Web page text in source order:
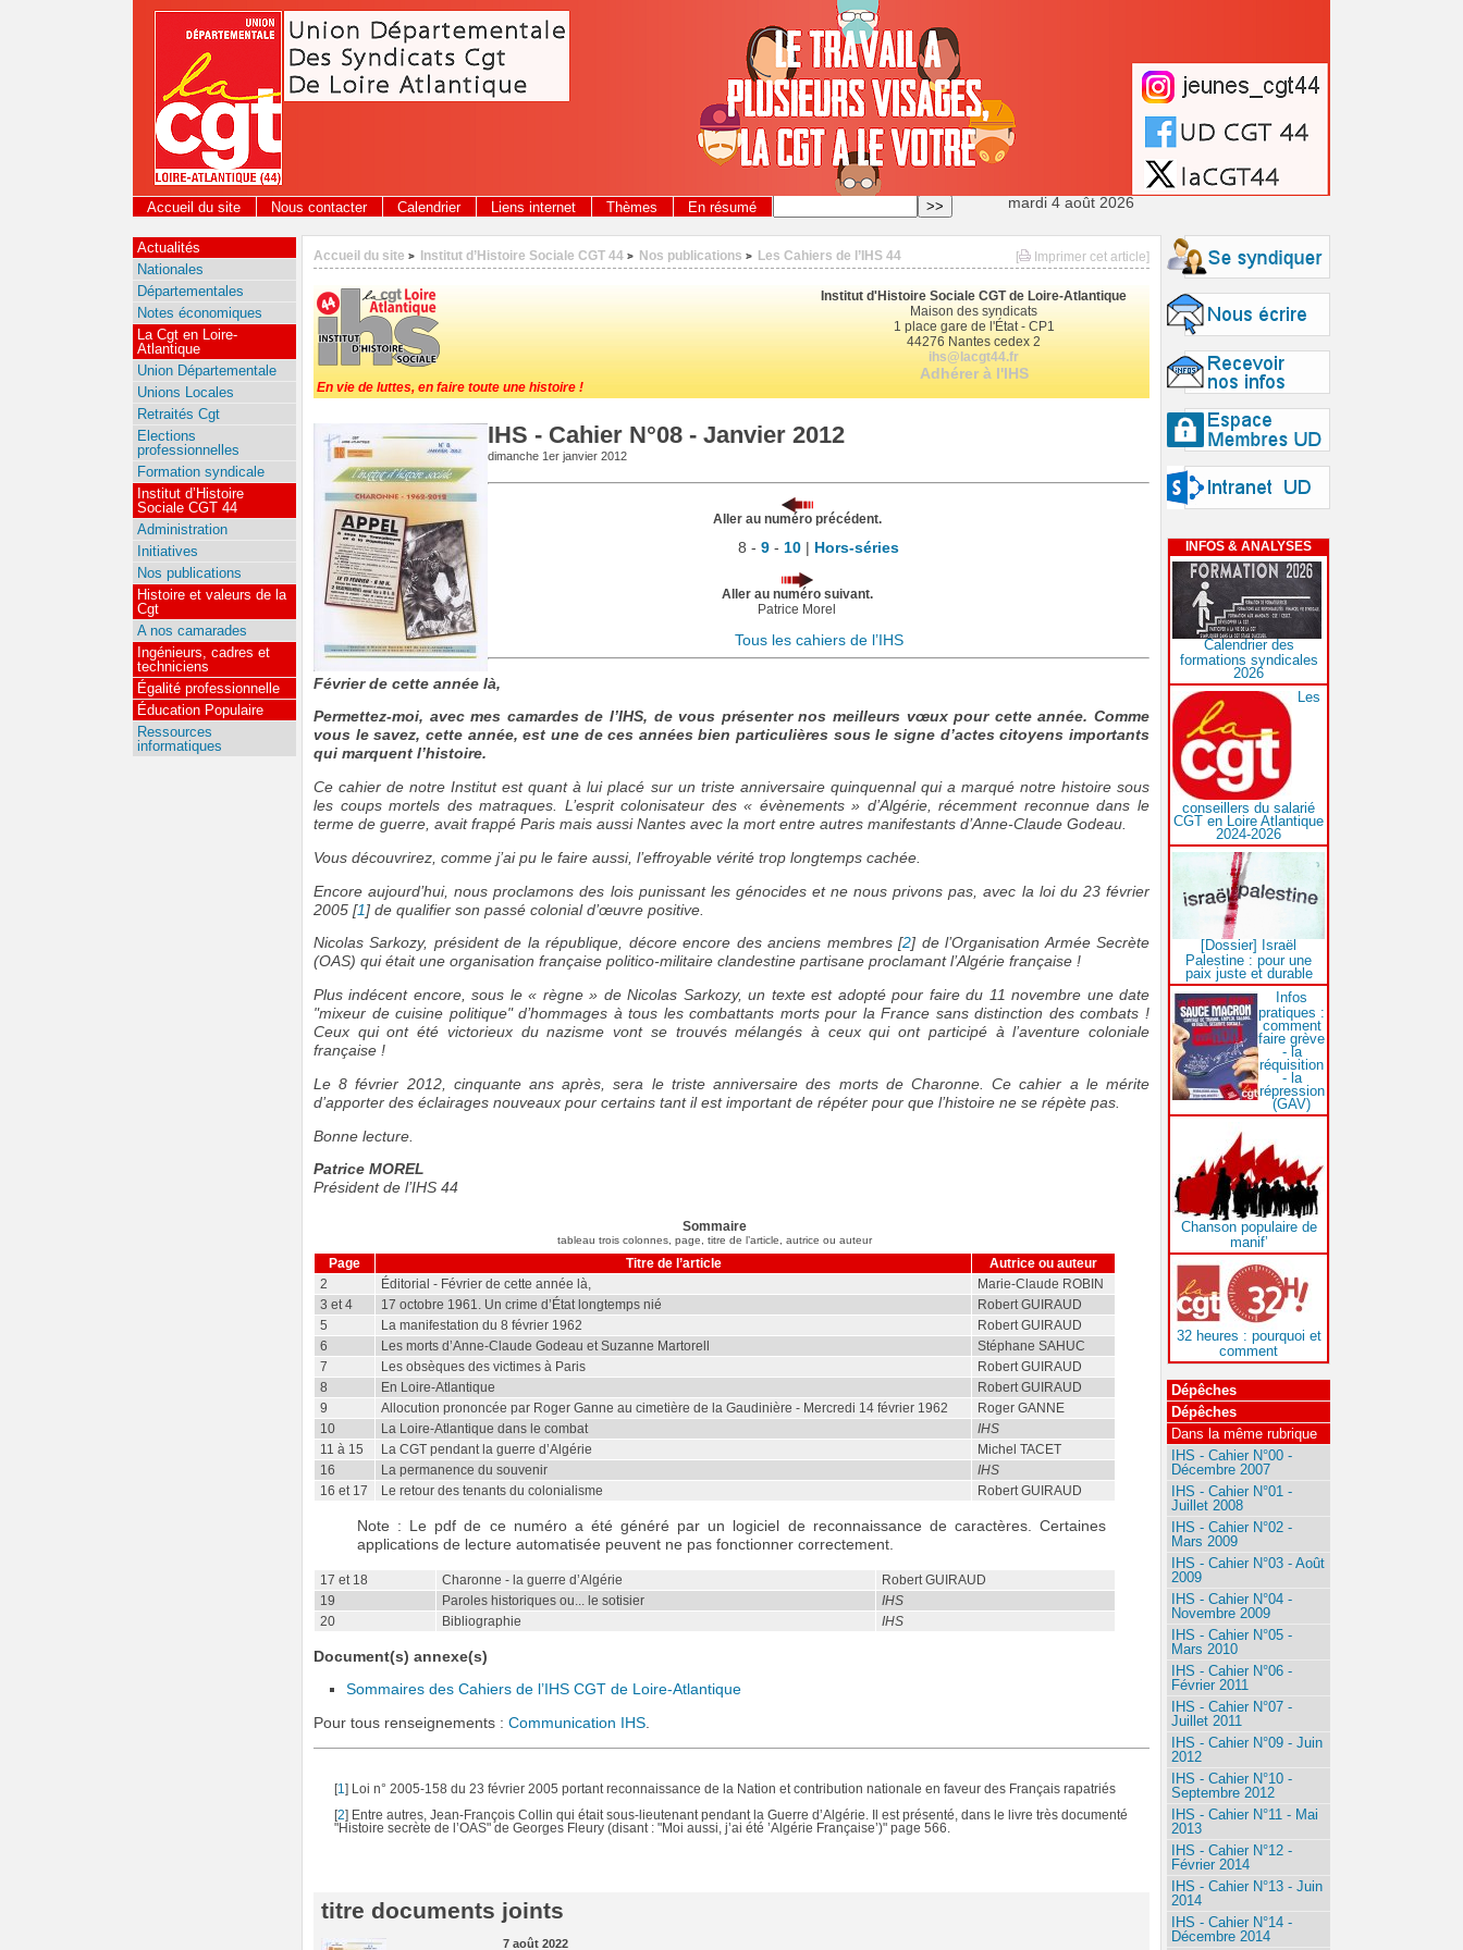
Panneau de gestion des cookies
Accueil du site Nous contacter Calendrier Liens internet Thèmes En résumé mardi 4 août 2026
[ Imprimer cet article]
Accueil du site > Institut d’Histoire Sociale CGT 44 > Nos publications > Les Cahiers de l’IHS 44
En vie de luttes, en faire toute une histoire !
Institut d'Histoire Sociale CGT de Loire-Atlantique
Maison des syndicats
1 place gare de l'État - CP1
44276 Nantes cedex 2
ihs@lacgt44.fr
Adhérer à l'IHS
IHS - Cahier N°08 - Janvier 2012
dimanche 1er janvier 2012
Aller au numéro précédent.
8 - 9 - 10 Hors-séries
Aller au numéro suivant.
Patrice Morel
Tous les cahiers de l’IHS
Février de cette année là,
Permettez-moi, avec mes camardes de l’IHS, de vous présenter nos meilleurs vœux pour cette année. Comme
vous le savez, cette année, est une de ces années bien particulières sous le signe d’actes citoyens importants
qui marquent l’histoire.
Ce cahier de notre Institut est quant à lui placé sur un triste anniversaire quinquennal qui a marqué notre histoire sous
les coups mortels des matraques. L’esprit colonisateur des « évènements » d’Algérie, récemment reconnue dans le
terme de guerre, avait frappé Paris mais aussi Nantes avec la mort entre autres manifestants d’Anne-Claude Godeau.
Vous découvrirez, comme j’ai pu le faire aussi, l’effroyable vérité trop longtemps cachée.
Encore aujourd’hui, nous proclamons des lois punissant les génocides et ne nous privons pas, avec la loi du 23 février
2005 [1 ] de qualifier son passé colonial d’œuvre positive.
Nicolas Sarkozy, président de la république, décore encore des anciens membres[2] de l’Organisation Armée Secrète
(OAS) qui était une organisation française politico-militaire clandestine partisane proclamant l’Algérie française !
Plus indécent encore, sous le « règne » de Nicolas Sarkozy, un texte est adopté pour faire du 11 novembre une date
"mixeur de cuisine politique" d’hommages à tous les combattants morts pour la France sans distinction des combats !
Ceux qui ont été victorieux du nazisme vont se trouvés mélangés à ceux qui ont participé à l’aventure coloniale
française !
Le 8 février 2012, cinquante ans après, sera le triste anniversaire des morts de Charonne. Ce cahier a le mérite
d’apporter des éclairages nouveaux pour certains tant il est important de répéter pour que l’histoire ne se répète pas.
Bonne lecture.
Patrice MOREL
Président de l’IHS 44
Sommaire
tableau trois colonnes, page, titre de l’article, autrice ou auteur
Page Titre de l’article
Autrice ou auteur
2
Éditorial - Février de cette année là,
Marie-Claude ROBIN
3 et 4
17 octobre 1961. Un crime d’État longtemps nié
Robert GUIRAUD
5
La manifestation du 8 février 1962
Robert GUIRAUD
6
Les morts d’Anne-Claude Godeau et Suzanne Martorell
Stéphane SAHUC
7
Les obsèques des victimes à Paris
Robert GUIRAUD
8
En Loire-Atlantique
Robert GUIRAUD
9
Allocution prononcée par Roger Ganne au cimetière de la Gaudinière - Mercredi 14 février 1962
Roger GANNE
10
La Loire-Atlantique dans le combat
IHS
11 à 15
La CGT pendant la guerre d’Algérie
Michel TACET
16
La permanence du souvenir
IHS
16 et 17
Le retour des tenants du colonialisme Robert GUIRAUD
Note : Le pdf de ce numéro a été généré par un logiciel de reconnaissance de caractères. Certaines
applications de lecture automatisée peuvent ne pas fonctionner correctement.
17 et 18 Charonne - la guerre d’Algérie
Robert GUIRAUD
19
Paroles historiques ou... le sotisier
IHS
20
Bibliographie IHS
Document(s) annexe(s)
Sommaires des Cahiers de l’IHS CGT de Loire-Atlantique
Pour tous renseignements : Communication IHS.
[1] Loi n° 2005-158 du 23 février 2005 portant reconnaissance de la Nation et contribution nationale en faveur des Français rapatriés
[2] Entre autres, Jean-François Collin qui était sous-lieutenant pendant la Guerre d’Algérie. Il est présenté, dans le livre très documenté
"Histoire secrète de l’OAS" de Georges Fleury (disant : "Moi aussi, j’ai été ’Algérie Française’)" page 566.
titre documents joints
7 août 2022
INFOS & ANALYSES
Calendrier des
formations syndicales
2026
Les
conseillers du salarié
CGT en Loire Atlantique
2024-2026
[Dossier] Israël
Palestine : pour une
paix juste et durable
Infos
pratiques :
comment
faire grève
- la
réquisition
- la
répression
(GAV)
Chanson populaire de
manif’
32 heures : pourquoi et
comment
Dépêches
Dépêches
Dans la même rubrique
IHS - Cahier N°00 -
Décembre 2007
IHS - Cahier N°01 -
Juillet 2008
IHS - Cahier N°02 -
Mars 2009
IHS - Cahier N°03 - Août
2009
IHS - Cahier N°04 -
Novembre 2009
IHS - Cahier N°05 -
Mars 2010
IHS - Cahier N°06 -
Février 2011
IHS - Cahier N°07 -
Juillet 2011
IHS - Cahier N°09 - Juin
2012
IHS - Cahier N°10 -
Septembre 2012
IHS - Cahier N°11 - Mai
2013
IHS - Cahier N°12 -
Février 2014
IHS - Cahier N°13 - Juin
2014
IHS - Cahier N°14 -
Décembre 2014
Actualités
Nationales
Départementales
Notes économiques
La Cgt en Loire-
Atlantique
Union Départementale
Unions Locales
Retraités Cgt
Elections
professionnelles
Formation syndicale
Institut d’Histoire
Sociale CGT 44
Administration
Initiatives
Nos publications
Histoire et valeurs de la
Cgt
A nos camarades
Ingénieurs, cadres et
techniciens
Égalité professionnelle
Éducation Populaire
Ressources
informatiques